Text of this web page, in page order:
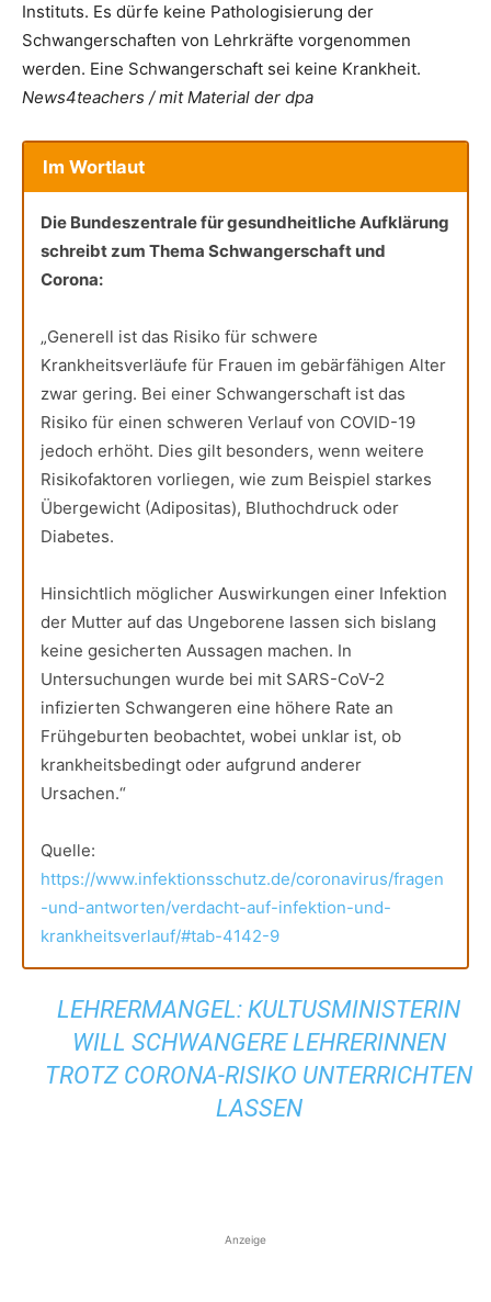
Instituts. Es dürfe keine Pathologisierung der
Schwangerschaften von Lehrkräfte vorgenommen
werden. Eine Schwangerschaft sei keine Krankheit.
News4teachers / mit Material der dpa
Im Wortlaut
Die Bundeszentrale für gesundheitliche Aufklärung
schreibt zum Thema Schwangerschaft und
Corona:
„Generell ist das Risiko für schwere
Krankheitsverläufe für Frauen im gebärfähigen Alter
zwar gering. Bei einer Schwangerschaft ist das
Risiko für einen schweren Verlauf von COVID-19
jedoch erhöht. Dies gilt besonders, wenn weitere
Risikofaktoren vorliegen, wie zum Beispiel starkes
Übergewicht (Adipositas), Bluthochdruck oder
Diabetes.
Hinsichtlich möglicher Auswirkungen einer Infektion
der Mutter auf das Ungeborene lassen sich bislang
keine gesicherten Aussagen machen. In
Untersuchungen wurde bei mit SARS-CoV-2
infizierten Schwangeren eine höhere Rate an
Frühgeburten beobachtet, wobei unklar ist, ob
krankheitsbedingt oder aufgrund anderer
Ursachen.“
Quelle:
https://www.infektionsschutz.de/coronavirus/fragen
-und-antworten/verdacht-auf-infektion-und-
krankheitsverlauf/#tab-4142-9
LEHRERMANGEL: KULTUSMINISTERIN
WILL SCHWANGERE LEHRERINNEN
TROTZ CORONA-RISIKO UNTERRICHTEN
LASSEN
Anzeige